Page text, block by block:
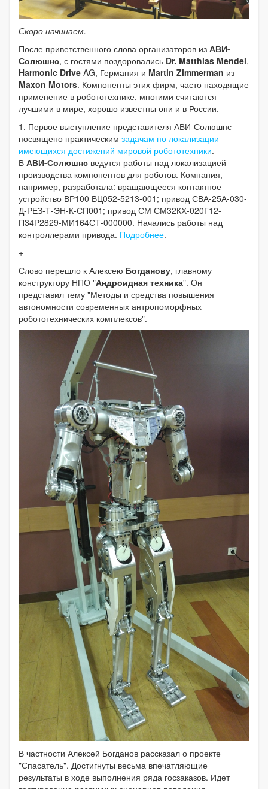
Скоро начинаем.
После приветственного слова организаторов из АВИ-
Солюшнс, с гостями поздоровались Dr. Matthias Mendel,
Harmonic Drive AG, Германия и Martin Zimmerman из
Maxon Motors. Компоненты этих фирм, часто находящие
применение в робототехнике, многими считаются
лучшими в мире, хорошо известны они и в России.
1. Первое выступление представителя АВИ-Солюшнс
посвящено практическим задачам по локализации
имеющихся достижений мировой робототехники.
В АВИ-Солюшнс ведутся работы над локализацией
производства компонентов для роботов. Компания,
например, разработала: вращающееся контактное
устройство ВР100 ВЦ052-5213-001; привод СВА-25А-030-
Д-РЕЗ-Т-ЭН-К-СП001; привод СМ СМ32КХ-020Г12-
П34Р2829-МИ164СТ-000000. Начались работы над
контроллерами привода. Подробнее.
+
Слово перешло к Алексею Богданову, главному
конструктору НПО "Андроидная техника". Он
представил тему "Методы и средства повышения
автономности современных антропоморфных
робототехнических комплексов".
В частности Алексей Богданов рассказал о проекте
"Спасатель". Достигнуты весьма впечатляющие
результаты в ходе выполнения ряда госзаказов. Идет